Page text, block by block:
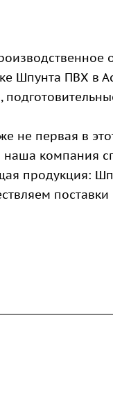
Шпунта ПВХ в
не первая в
наша компания
продукция: